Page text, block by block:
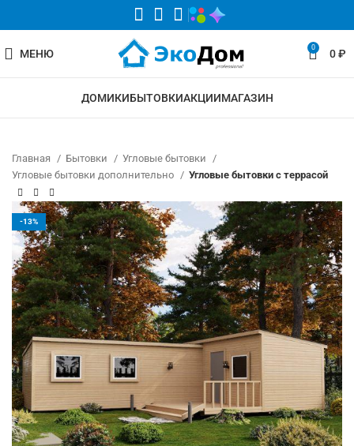
МЕНЮ 0 0₽
ДОМИКИБЫТОВКИАКЦИИМАГАЗИН
Главная Бытовки
Угловые бытовки
Угловые бытовки дополнительно
Угловые бытовки с террасой
-13%